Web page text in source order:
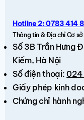
Hotline 2: 0783 414
Thông tin & Địa chỉ Cơ
Số 3B Trần Hưng
Kiếm, Hà Nội
Số điện thoại:024
Giấy phép kinh
Chứng chỉ hành